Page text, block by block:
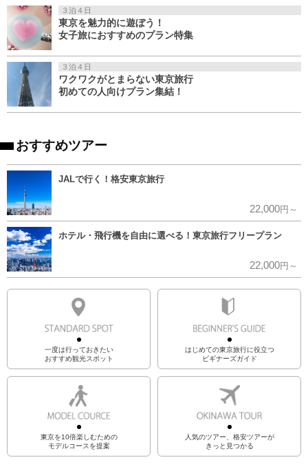
３泊４日
東京を魅力的に遊ぼう！
女子旅におすすめのプラン特集
３泊４日
ワクワクがとまらない東京旅行
初めての人向けプラン集結！
おすすめツアー
JALで行く！格安東京旅行
22,000円～
ホテル・飛行機を自由に選べる！東京旅行フリープラン
22,000円～
一度は行っておきたい
おすすめ観光スポット
はじめての東京旅行に役立つ
ビギナーズガイド
東京を10倍楽しむための
モデルコースを提案
人気のツアー、格安ツアーが
きっと見つかる